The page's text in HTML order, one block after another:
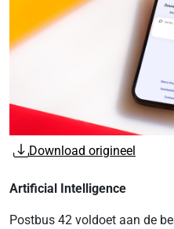
Download origineel
Artificial Intelligence
Postbus 42 voldoet aan de